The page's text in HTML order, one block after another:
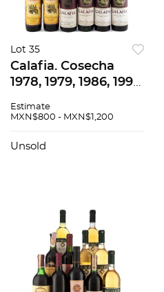
Lot 35
Calafia. Cosecha
1978, 1979, 1986, 1992.
Piezas: 13. En
ml.
Estimate
MXN$800 - MXN$1,200
Unsold